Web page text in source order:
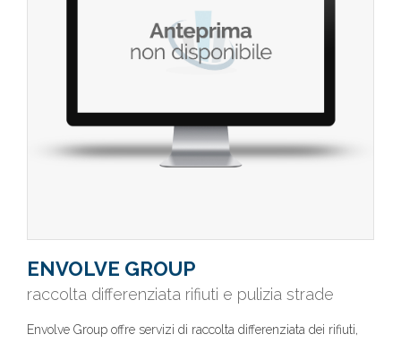
ENVOLVE GROUP
raccolta differenziata rifiuti e pulizia strade
Envolve Group offre servizi di raccolta differenziata dei rifiuti,